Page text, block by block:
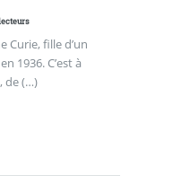
Curie, fille d’un
1936. C’est à
de (…)